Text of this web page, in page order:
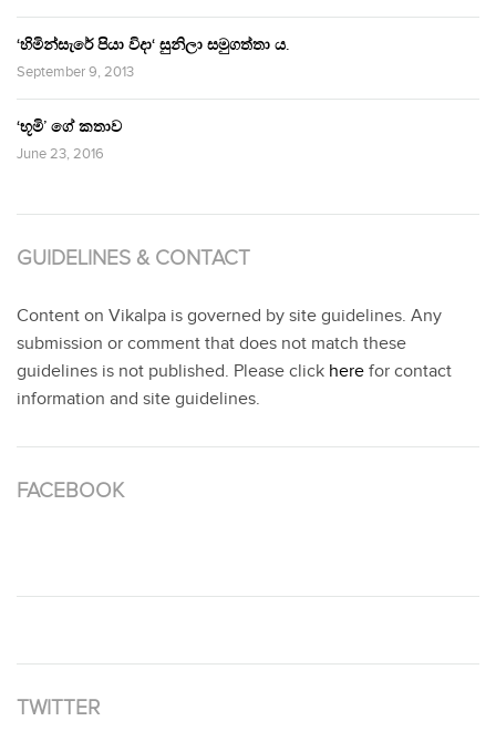
‘හිමින්සැරේ පියා විදා‘ සුනිලා සමුගත්තා ය.
September 9, 2013
‘භූමි’ ගේ කතාව
June 23, 2016
GUIDELINES & CONTACT
Content on Vikalpa is governed by site guidelines. Any
submission or comment that does not match these
guidelines is not published. Please click here for contact
information and site guidelines.
FACEBOOK
TWITTER